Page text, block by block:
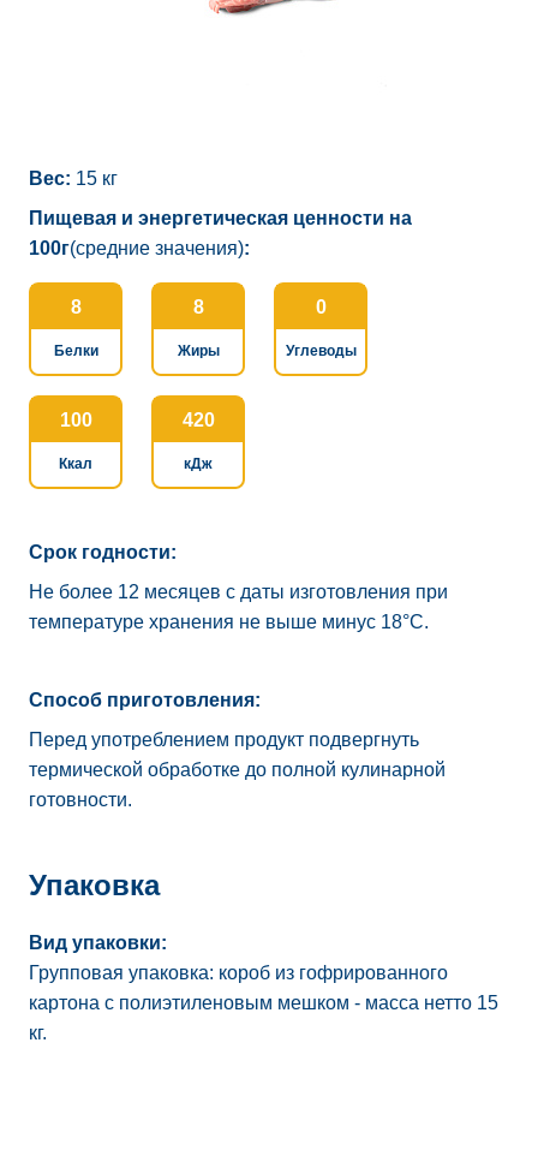
Вес: 15 кг
Пищевая и энергетическая ценности на
100г(средние значения):
8
Белки
8
Жиры
0
Углеводы
100
Ккал
420
кДж
Срок годности:
Не более 12 месяцев с даты изготовления при
температуре хранения не выше минус 18°C.
Способ приготовления:
Перед употреблением продукт подвергнуть
термической обработке до полной кулинарной
готовности.
Упаковка
Вид упаковки:
Групповая упаковка: короб из гофрированного
картона с полиэтиленовым мешком - масса нетто 15
кг.